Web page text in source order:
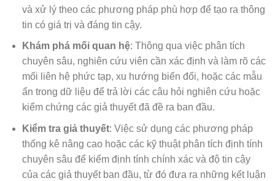
và xử lý theo các phương pháp phù hợp để tạo ra thông
tin có giá trị và đáng tin cậy.
Khám phá mối quan hệ: Thông qua việc phân tích
chuyên sâu, nghiên cứu viên cần xác định và làm rõ các
mối liên hệ phức tạp, xu hướng biến đổi, hoặc các mẫu
ẩn trong dữ liệu để trả lời các câu hỏi nghiên cứu hoặc
kiểm chứng các giả thuyết đã đề ra ban đầu.
Kiểm tra giả thuyết: Việc sử dụng các phương pháp
thống kê nâng cao hoặc các kỹ thuật phân tích định tính
chuyên sâu để kiểm định tính chính xác và độ tin cậy
của các giả thuyết ban đầu, từ đó đưa ra những kết luận